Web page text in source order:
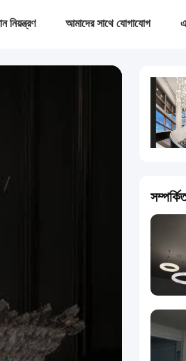
নিয়ন্ত্রণ আমাদের সাথে যোগাযোগ